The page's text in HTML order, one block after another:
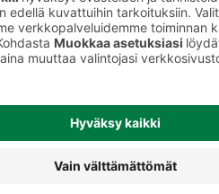
Muut virvoitusjuomat